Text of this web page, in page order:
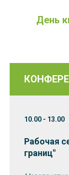
День
10.00 - 13.00
Рабочая
границ"